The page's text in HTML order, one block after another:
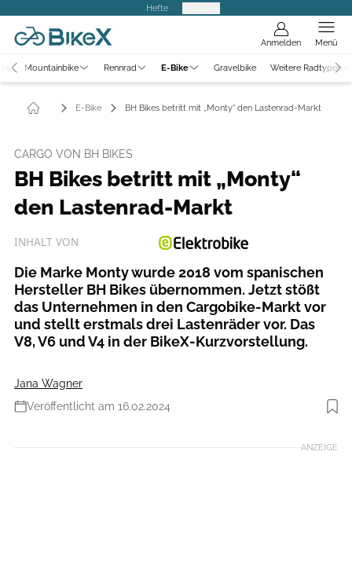
Hefte
Anmelden Menü
Mountainbike Rennrad E-Bike Gravelbike Weitere Radtypen
E-Bike BH Bikes betritt mit „Monty“ den Lastenrad-Markt
CARGO VON BH BIKES
BH Bikes betritt mit „Monty“
den Lastenrad-Markt
INHALT VON
Die Marke Monty wurde 2018 vom spanischen
Hersteller BH Bikes übernommen. Jetzt stößt
das Unternehmen in den Cargobike-Markt vor
und stellt erstmals drei Lastenräder vor. Das
V8, V6 und V4 in der BikeX-Kurzvorstellung.
Jana Wagner
Veröffentlicht am 16.02.2024
Foto: Monty
ANZEIGE